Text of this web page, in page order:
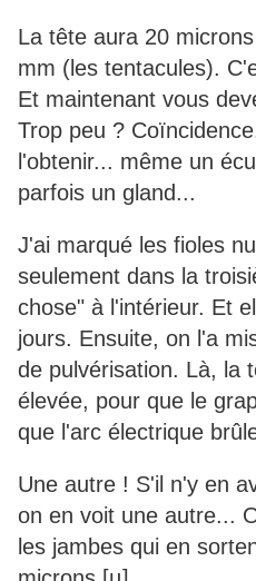
La tête aura 20
mm (les tentacules).
Et maintenant vous
Trop peu ?
l'obtenir... même un
parfois un gland...
J'ai marqué les fioles
seulement dans la
chose" à l'intérieur. Et
jours. Ensuite, on l'a
de pulvérisation. Là, la
élevée, pour que le
que l'arc électrique
Une autre ! S'il n'y en
on en voit une autre...
les jambes qui en